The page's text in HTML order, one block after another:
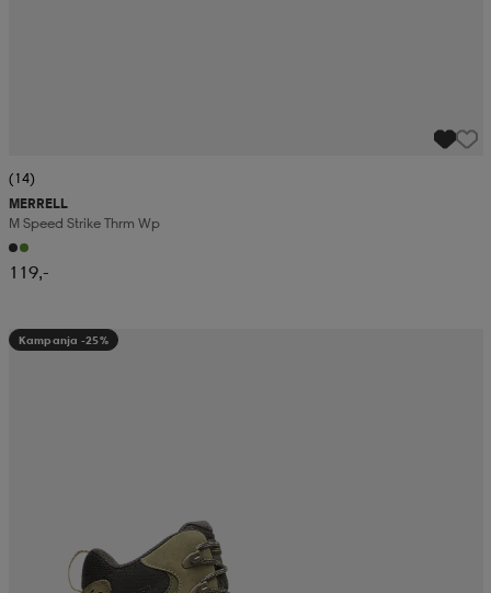
(14)
MERRELL
M Speed Strike Thrm Wp
119,-
Kampanja -25%